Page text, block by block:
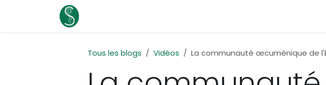
Se rendre au contenu
Tous les blogs Vidéos La communauté œcuménique de